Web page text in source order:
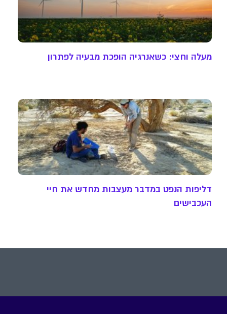
מעלה וחצי: כשאנרגיה הופכת מבעיה לפתרון
דליפות הנפט במדבר מעצבות מחדש את חיי
העכבישים